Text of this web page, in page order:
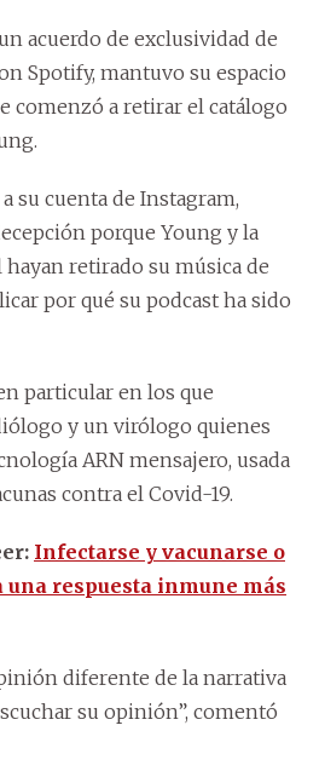
acuerdo de exclusividad de
Spotify, mantuvo su espacio
comenzó a retirar el catálogo
.
su cuenta de Instagram,
porque Young y la
retirado su música de
por qué su podcast ha sido
particular en los que
y un virólogo quienes
ARN mensajero, usada
contra el Covid-19.
Infectarse y vacunarse o
una respuesta inmune más
diferente de la narrativa
su opinión”, comentó